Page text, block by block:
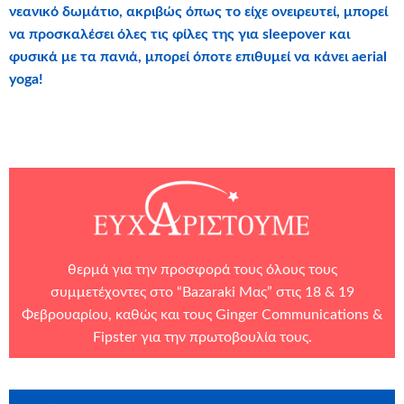
νεανικό δωμάτιο, ακριβώς όπως το είχε ονειρευτεί, μπορεί
να προσκαλέσει όλες τις φίλες της για sleepover και
φυσικά με τα πανιά, μπορεί όποτε επιθυμεί να κάνει aerial
yoga!
θερμά για την προσφορά τους όλους τους
συμμετέχοντες στο “Bazaraki Μας” στις 18 & 19
Φεβρουαρίου, καθώς και τους Ginger Communications &
Fipster για την πρωτοβουλία τους.